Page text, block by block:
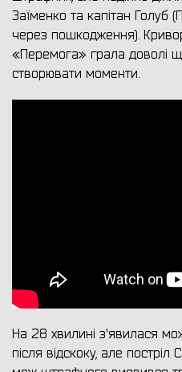
Заїменко та капітан Голуб
через пошкодження).
«Перемога» грала доволі
створювати моменти.
На 28 хвилині з'явилася
після відскоку, але